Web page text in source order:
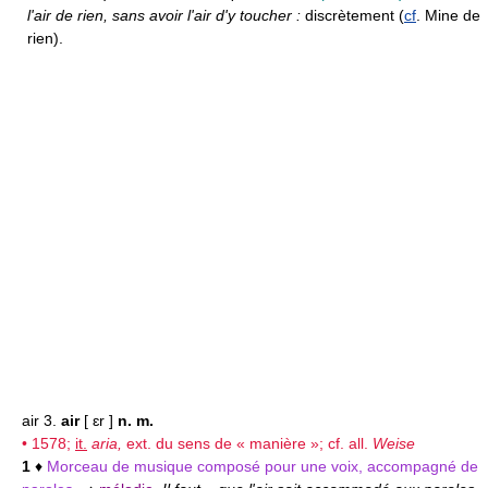
l'air de rien, sans avoir l'air d'y toucher : discrètement (cf . Mine de
rien).
air 3. air[ ɛr ] n. m.
• 1578; it. aria, ext. du sens de « manière »; cf. all. Weise
1 ♦ Morceau de musique composé pour une voix, accompagné de